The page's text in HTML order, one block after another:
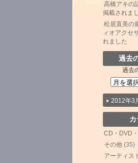
高橋アキの
掲載されま
松居直美の
ィオアクセ
れました
過去
過去
2012年3
CD・DVD
その他 (35)
アーティス